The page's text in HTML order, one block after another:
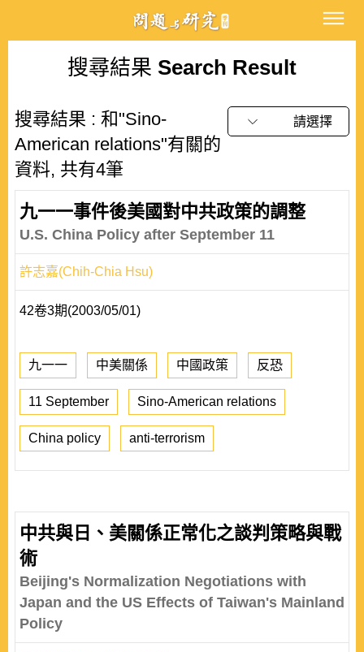
搜尋結果 Search Result
搜尋結果 : 和"Sino-
American relations"有關的
資料, 共有4筆
請選擇
九一一事件後美國對中共政策的調整
U.S. China Policy after September 11
許志嘉(Chih-Chia Hsu)
42卷3期(2003/05/01)
九一一 中美關係 中國政策 反恐
11 September Sino-American relations
China policy anti-terrorism
中共與日、美關係正常化之談判策略與戰
術
Beijing's Normalization Negotiations with
Japan and the US Effects of Taiwan's Mainland
Policy